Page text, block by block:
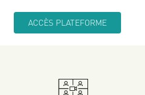
ACCÈS PLATEFORME